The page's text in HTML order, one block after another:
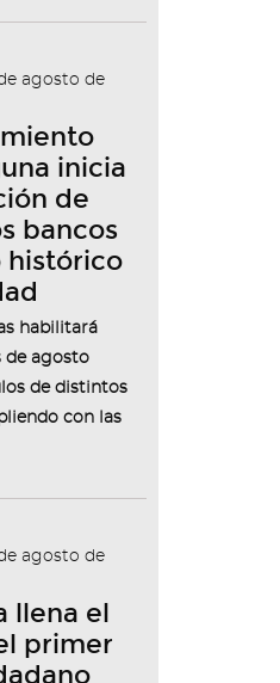
agosto de
inicia
de
bancos
histórico
habilitará
de agosto
de distintos
con las
agosto de
llena el
primer